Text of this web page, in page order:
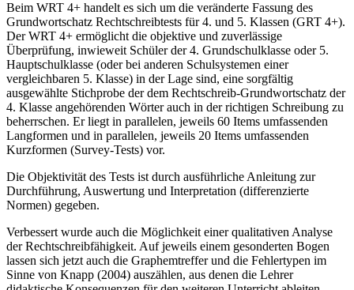
Beim WRT 4+ handelt es sich um die veränderte Fassung des
Grundwortschatz Rechtschreibtests für 4. und 5. Klassen (GRT 4+).
Der WRT 4+ ermöglicht die objektive und zuverlässige
Überprüfung, inwieweit Schüler der 4. Grundschulklasse oder 5.
Hauptschulklasse (oder bei anderen Schulsystemen einer
vergleichbaren 5. Klasse) in der Lage sind, eine sorgfältig
ausgewählte Stichprobe der dem Rechtschreib-Grundwortschatz der
4. Klasse angehörenden Wörter auch in der richtigen Schreibung zu
beherrschen. Er liegt in parallelen, jeweils 60 Items umfassenden
Langformen und in parallelen, jeweils 20 Items umfassenden
Kurzformen (Survey-Tests) vor.
Die Objektivität des Tests ist durch ausführliche Anleitung zur
Durchführung, Auswertung und Interpretation (differenzierte
Normen) gegeben.
Verbessert wurde auch die Möglichkeit einer qualitativen Analyse
der Rechtschreibfähigkeit. Auf jeweils einem gesonderten Bogen
lassen sich jetzt auch die Graphemtreffer und die Fehlertypen im
Sinne von Knapp (2004) auszählen, aus denen die Lehrer